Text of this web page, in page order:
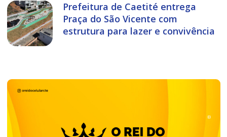
Prefeitura de Caetité entrega
Praça do São Vicente com
estrutura para lazer e convivência